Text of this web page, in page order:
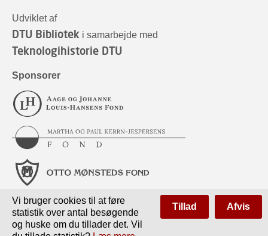
Udviklet af
DTU Bibliotek i samarbejde med
Teknologihistorie DTU
Sponsorer
Vi bruger cookies til at føre
statistik over antal besøgende
og huske om du tillader det. Vil
Tillad Afvis